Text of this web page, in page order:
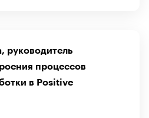
руководитель
процессов
в Positive